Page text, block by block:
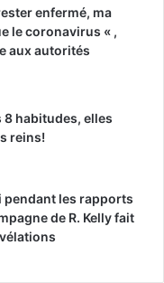
enfermé, ma
le coronavirus « ,
aux autorités
8 habitudes, elles
reins!
pendant les rapports
de R. Kelly fait